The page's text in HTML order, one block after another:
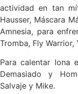
actividad en tan
Hausser, Máscara
Amnesia, para
Tromba, Fly
Para calentar lona
Demasiado y
Salvaje y Mike.